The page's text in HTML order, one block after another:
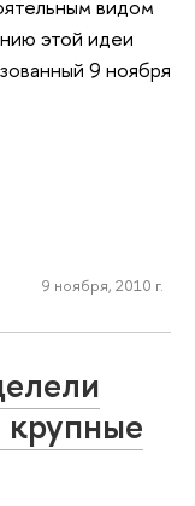
видом
этой идеи
9 ноября
9 ноября, 2010 г.